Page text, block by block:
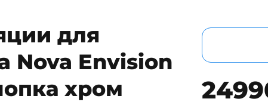
для
Nova Envision
хром